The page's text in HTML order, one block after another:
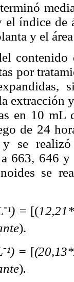
índice de
y el
por
extracción
en 10 mL
de 24
se realizó
a 663, 646
se
-¹) = [(
).
-¹) = [
).